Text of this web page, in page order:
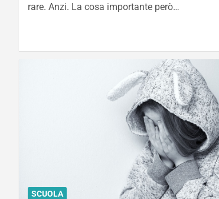
rare. Anzi. La cosa importante però…
SCUOLA